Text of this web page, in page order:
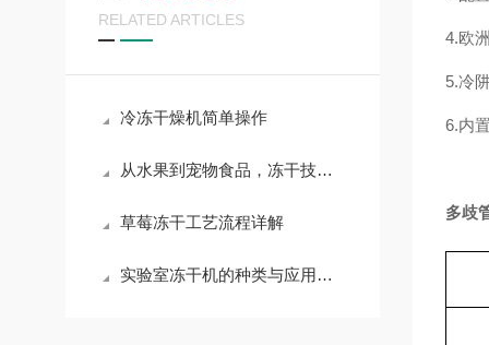
RELATED ARTICLES
冷冻干燥机简单操作
从水果到宠物食品，冻干技术无处不在
草莓冻干工艺流程详解
实验室冻干机的种类与应用详解：选择适合您的设备
4.欧
5.冷
6.内
多歧